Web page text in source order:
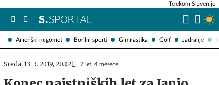
Ameriški nogomet Borilni športi Gimnastika Golf Jadranje
Telekom Slovenije
Sreda, 13. 3. 2019, 20.02 7 let, 4 mesece